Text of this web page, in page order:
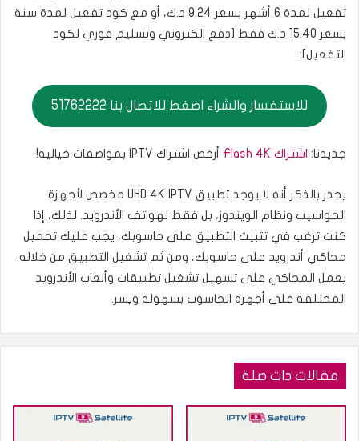
تفعيل لمدة 6 أشهر بسعر 9.24 د.ك، أو مع كود تفعيل لمدة سنة
بسعر 15.40 د.ك فقط [دفع الكتروني وتسليم فوري لكود
التفعيل]:
للاستفسار والشراء اضغط للاتصال بنا 51762222
جديدنا: اشتراك Flash 4K أرخص اشتراك IPTV بمواصفات خيالية!
يجدر بالذكر أنه لا يوجد تطبيق UHD 4K IPTV مخصص لأجهزة
الحواسيب ونظام الويندوز، بل فقط لهواتف الأندرويد. لذلك، إذا
كنت ترغب في تثبيت التطبيق على حاسوبك، يجب عليك تحميل
محاكي أندرويد على حاسوبك، ومن ثم تشغيل التطبيق من خلاله.
يعمل المحاكي على تسهيل تشغيل تطبيقات وألعاب الأندرويد
المختلفة على أجهزة الحاسوب بسهولة ويسر.
مقالات ذات صلة